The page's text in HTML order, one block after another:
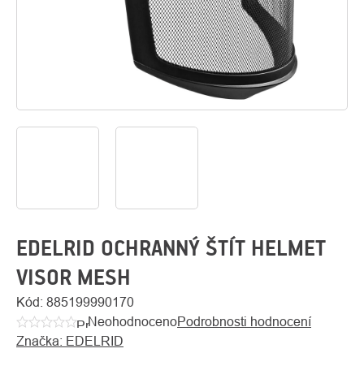
EDELRID OCHRANNÝ ŠTÍT HELMET
VISOR MESH
Kód: 885199990170
Průměrné
hodnocení
NeohodnocenoPodrobnosti hodnocení
Značka: EDELRID